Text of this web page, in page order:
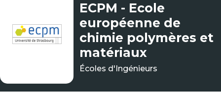
ECPM - Ecole
européenne de
chimie polymères et
matériaux
Écoles d'Ingénieurs